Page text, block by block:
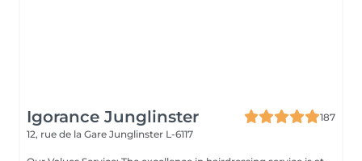
Igorance Junglinster
187
12, rue de la Gare Junglinster L-6117